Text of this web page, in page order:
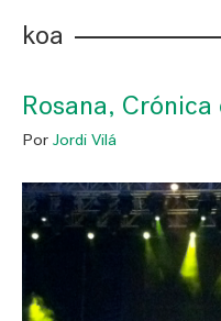
koa
Rosana,
Por Jordi Vilá